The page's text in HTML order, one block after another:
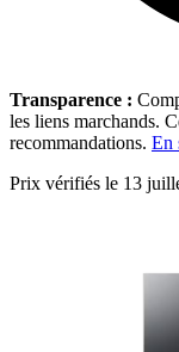
Transparence :
les liens marchands.
recommandations. En
Prix vérifiés le 13